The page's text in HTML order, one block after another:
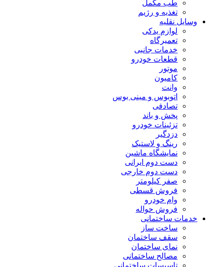
طب مکمل
تغذیه و رژیم
وسایل نقلیه
لوازم یدکی
تعمیرگاه
خدمات جانبی
قطعات خودرو
موتور
کامیون
وانت
اتوبوس و مینی بوس
تصادفی
پخش و باند
تزئینات خودرو
دزدگیر
رینگ و لاستیک
نمایشگاه ماشین
دست دوم ایرانی
دست دوم خارجی
صفر کیلومتر
فروش قسطی
وام خودرو
فروش حواله
خدمات ساختمانی
ساخت ساز
سقف ساختمان
نمای ساختمان
مصالح ساختمانی